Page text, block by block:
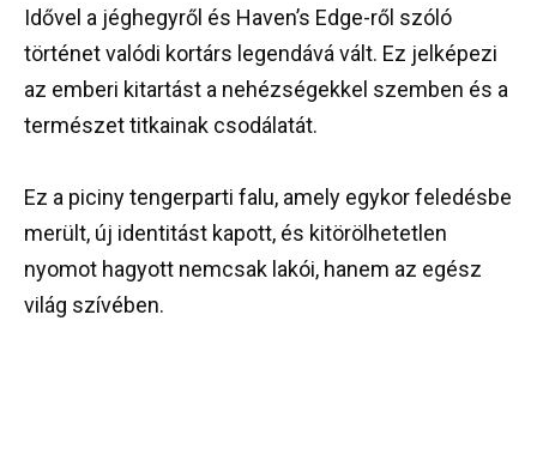
Idővel a jéghegyről és Haven’s Edge-ről szóló
történet valódi kortárs legendává vált. Ez jelképezi
az emberi kitartást a nehézségekkel szemben és a
természet titkainak csodálatát.
Ez a piciny tengerparti falu, amely egykor feledésbe
merült, új identitást kapott, és kitörölhetetlen
nyomot hagyott nemcsak lakói, hanem az egész
világ szívében.